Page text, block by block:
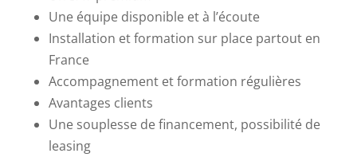
Une équipe disponible et à l’écoute
Installation et formation sur place partout en
France
Accompagnement et formation régulières
Avantages clients
Une souplesse de financement, possibilité de
leasing